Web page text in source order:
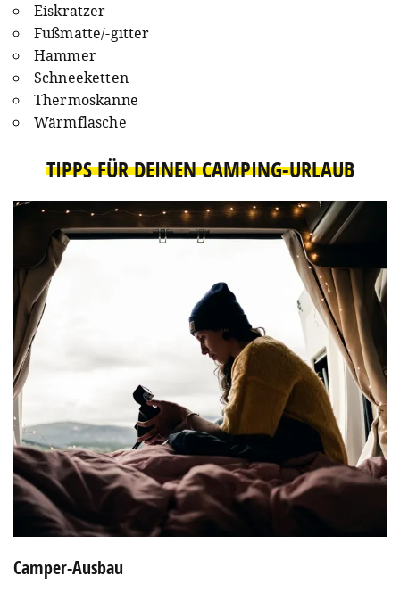
Eiskratzer
Fußmatte/-gitter
Hammer
Schneeketten
Thermoskanne
Wärmflasche
TIPPS FÜR DEINEN CAMPING-URLAUB
Camper-Ausbau